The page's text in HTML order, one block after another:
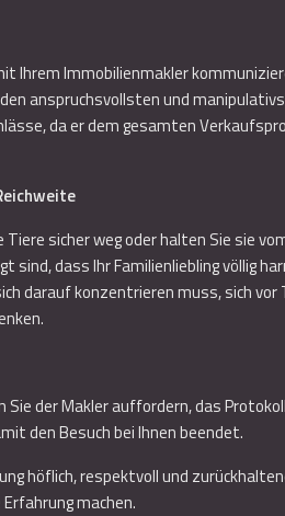
Ihrem Immobilienmakler
anspruchsvollsten und
da er dem gesamten
Tiere sicher weg oder halten Sie sie
sind, dass Ihr Familienliebling völlig
darauf konzentrieren muss, sich
Sie der Makler auffordern, das
den Besuch bei Ihnen beendet.
höflich, respektvoll und
machen.